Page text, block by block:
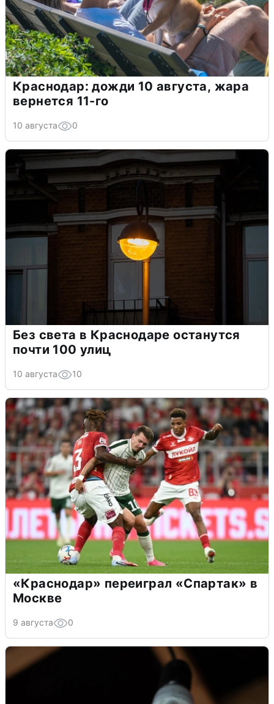
Краснодар: дожди 10 августа, жара
вернется 11-го
10 августа 0
Без света в Краснодаре останутся
почти 100 улиц
10 августа 10
«Краснодар» переиграл «Спартак» в
Москве
9 августа 0